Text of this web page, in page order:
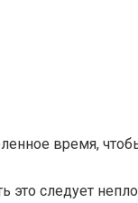
время,
следует